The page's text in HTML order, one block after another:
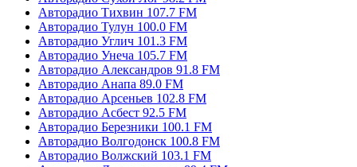
Авторадио Тихвин 107.7 FM
Авторадио Тулун 100.0 FM
Авторадио Углич 101.3 FM
Авторадио Унеча 105.7 FM
Авторадио Александров 91.8 FM
Авторадио Анапа 89.0 FM
Авторадио Арсеньев 102.8 FM
Авторадио Асбест 92.5 FM
Авторадио Березники 100.1 FM
Авторадио Волгодонск 100.8 FM
Авторадио Волжский 103.1 FM